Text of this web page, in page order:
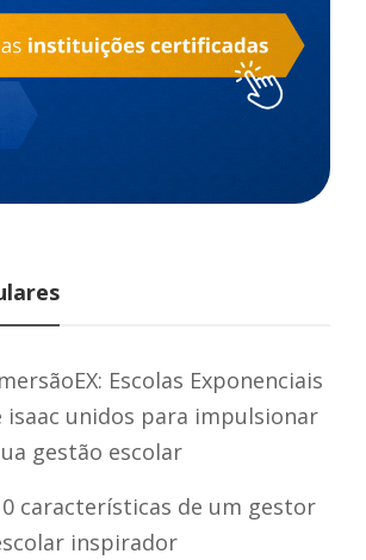
Escolas Exponenciais
isaac unidos para impulsionar
gestão escolar
características de um gestor
inspirador